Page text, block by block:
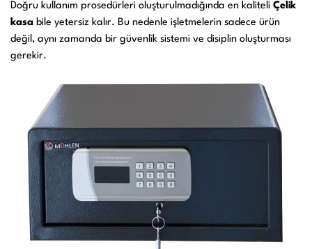
Doğru kullanım prosedürleri oluşturulmadığında en kaliteli Çelik
kasa bile yetersiz kalır. Bu nedenle işletmelerin sadece ürün
değil, aynı zamanda bir güvenlik sistemi ve disiplin oluşturması
gerekir.